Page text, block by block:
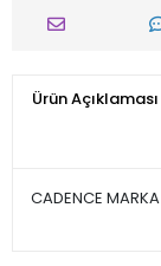
Ürün Açıklaması
CADENCE